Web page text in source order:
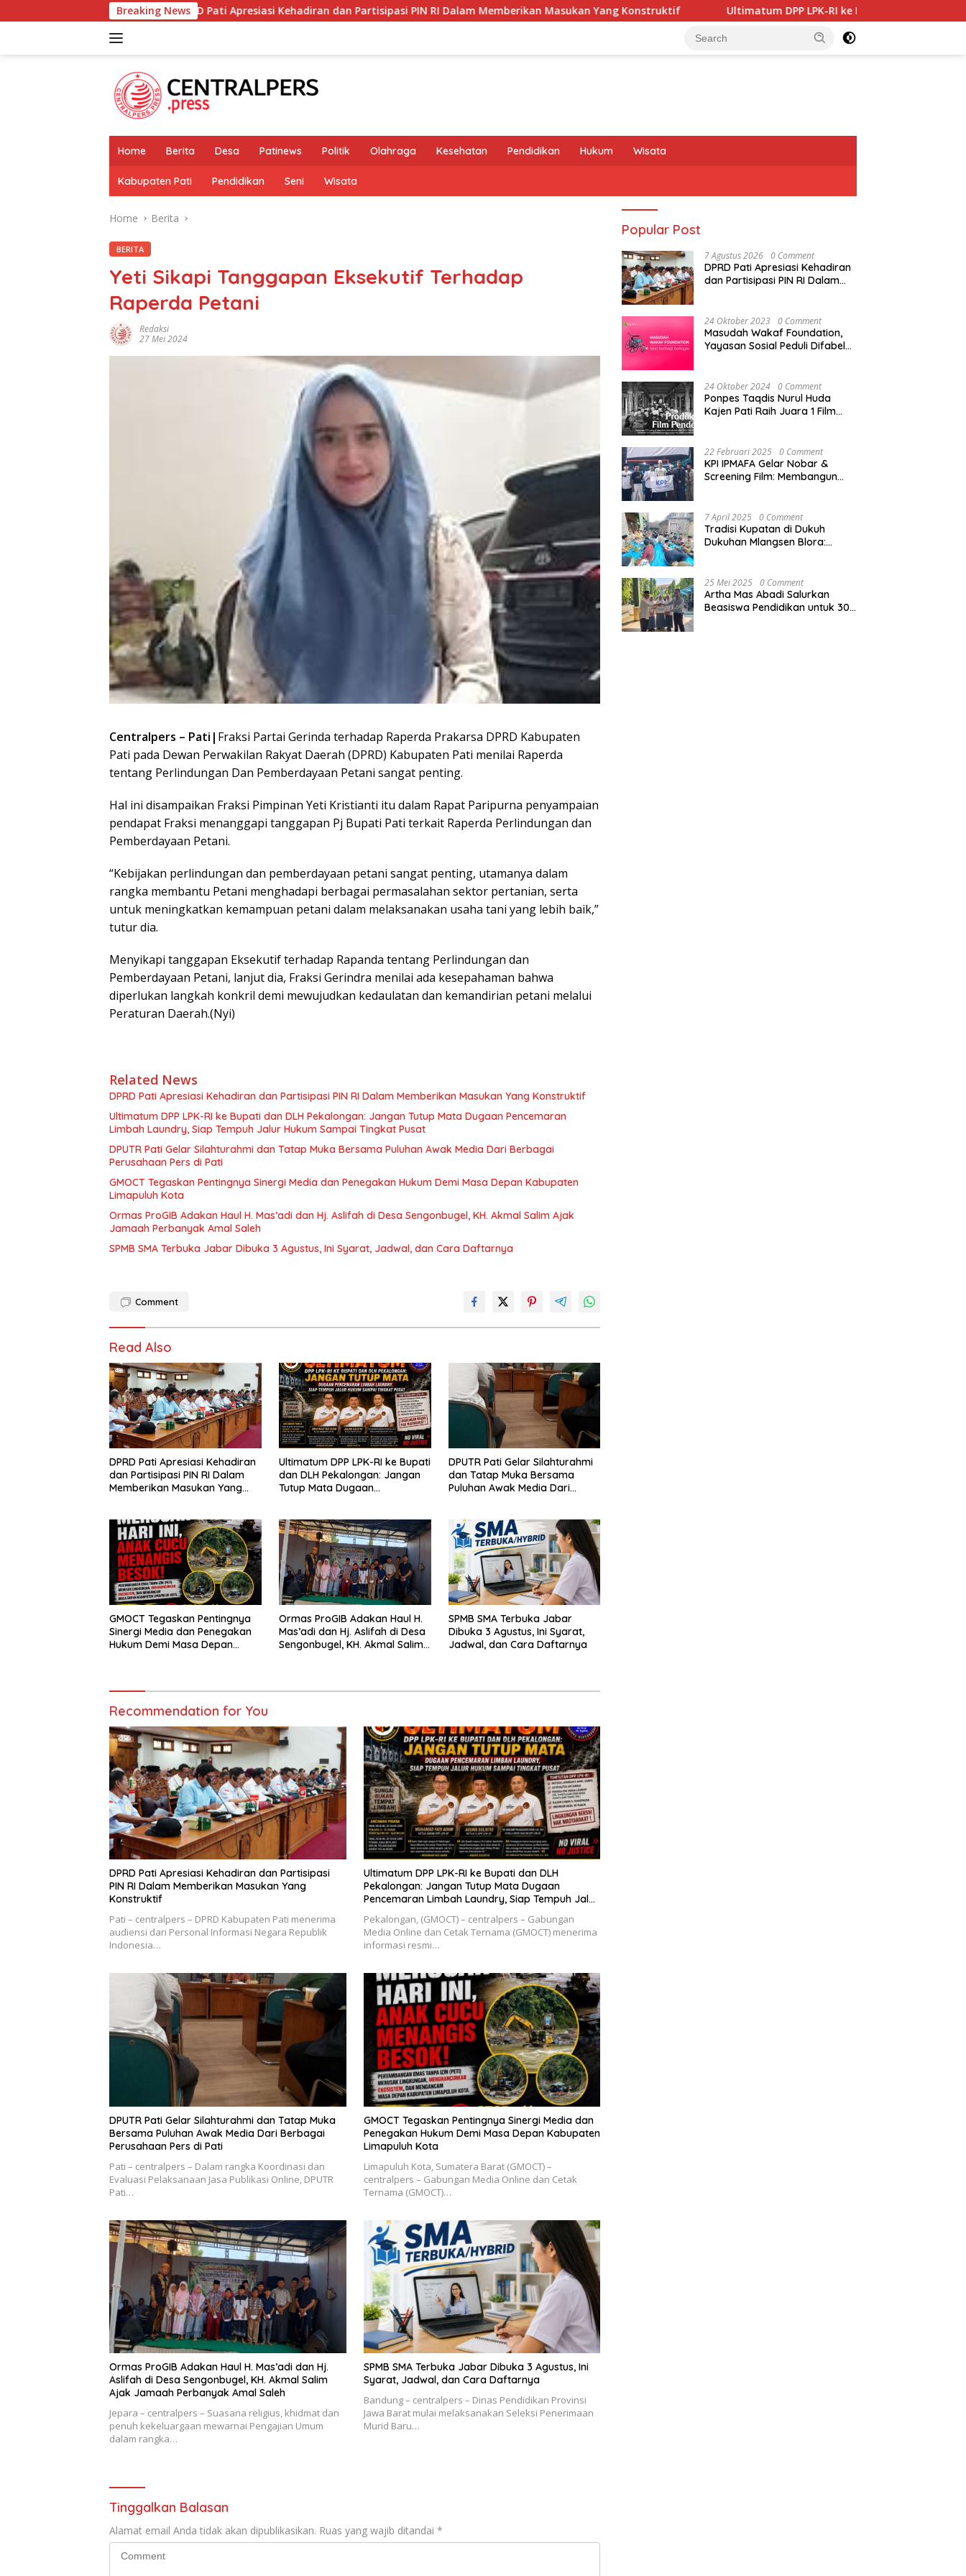
to
Breaking News
DPRD Pati Apresiasi Kehadiran dan Partisipasi PIN RI Dalam Memberikan Masukan Yang Konstruktif Ultimatum DPP LPK-RI ke Bupati dan DLH Pekalongan: Jangan Tutup
Home Berita Desa Patinews Politik Olahraga Kesehatan Pendidikan Hukum Wisata
Kabupaten Pati Pendidikan Seni Wisata
Home Berita
BERITA
Yeti Sikapi Tanggapan Eksekutif Terhadap
Raperda Petani
Redaksi
27 Mei 2024
Centralpers – Pati| Fraksi Partai Gerinda terhadap Raperda Prakarsa DPRD Kabupaten
Pati pada Dewan Perwakilan Rakyat Daerah (DPRD) Kabupaten Pati menilai Raperda
tentang Perlindungan Dan Pemberdayaan Petani sangat penting.
Hal ini disampaikan Fraksi Pimpinan Yeti Kristianti itu dalam Rapat Paripurna penyampaian
pendapat Fraksi menanggapi tanggapan Pj Bupati Pati terkait Raperda Perlindungan dan
Pemberdayaan Petani.
“Kebijakan perlindungan dan pemberdayaan petani sangat penting, utamanya dalam
rangka membantu Petani menghadapi berbagai permasalahan sektor pertanian, serta
untuk meningkatkan kemampuan petani dalam melaksanakan usaha tani yang lebih baik,”
tutur dia.
Menyikapi tanggapan Eksekutif terhadap Rapanda tentang Perlindungan dan
Pemberdayaan Petani, lanjut dia, Fraksi Gerindra menilai ada kesepahaman bahwa
diperlukan langkah konkril demi mewujudkan kedaulatan dan kemandirian petani melalui
Peraturan Daerah.(Nyi)
Related News
DPRD Pati Apresiasi Kehadiran dan Partisipasi PIN RI Dalam Memberikan Masukan Yang Konstruktif
Ultimatum DPP LPK-RI ke Bupati dan DLH Pekalongan: Jangan Tutup Mata Dugaan Pencemaran
Limbah Laundry, Siap Tempuh Jalur Hukum Sampai Tingkat Pusat
DPUTR Pati Gelar Silahturahmi dan Tatap Muka Bersama Puluhan Awak Media Dari Berbagai
Perusahaan Pers di Pati
GMOCT Tegaskan Pentingnya Sinergi Media dan Penegakan Hukum Demi Masa Depan Kabupaten
Limapuluh Kota
Ormas ProGIB Adakan Haul H. Mas’adi dan Hj. Aslifah di Desa Sengonbugel, KH. Akmal Salim Ajak
Jamaah Perbanyak Amal Saleh
SPMB SMA Terbuka Jabar Dibuka 3 Agustus, Ini Syarat, Jadwal, dan Cara Daftarnya
Comment
Read Also
DPRD Pati Apresiasi Kehadiran
dan Partisipasi PIN RI Dalam
Memberikan Masukan Yang
Ultimatum DPP LPK-RI ke Bupati
dan DLH Pekalongan: Jangan
Tutup Mata Dugaan
Sampai Tingkat Pusat
DPUTR Pati Gelar Silahturahmi
dan Tatap Muka Bersama
Puluhan Awak Media Dari
GMOCT Tegaskan Pentingnya
Sinergi Media dan Penegakan
Hukum Demi Masa Depan
Ormas ProGIB Adakan Haul H.
Mas’adi dan Hj. Aslifah di Desa
Sengonbugel, KH. Akmal Salim
SPMB SMA Terbuka Jabar
Dibuka 3 Agustus, Ini Syarat,
Jadwal, dan Cara Daftarnya
Recommendation for You
DPRD Pati Apresiasi Kehadiran dan Partisipasi
PIN RI Dalam Memberikan Masukan Yang
Konstruktif
Pati – centralpers – DPRD Kabupaten Pati menerima
audiensi dari Personal Informasi Negara Republik
Indonesia…
Ultimatum DPP LPK-RI ke Bupati dan DLH
Pekalongan: Jangan Tutup Mata Dugaan
Pencemaran Limbah Laundry, Siap Tempuh Jalur
Pekalongan, (GMOCT) – centralpers – Gabungan
Media Online dan Cetak Ternama (GMOCT) menerima
informasi resmi…
DPUTR Pati Gelar Silahturahmi dan Tatap Muka
Bersama Puluhan Awak Media Dari Berbagai
Perusahaan Pers di Pati
Pati – centralpers – Dalam rangka Koordinasi dan
Evaluasi Pelaksanaan Jasa Publikasi Online, DPUTR
Pati…
GMOCT Tegaskan Pentingnya Sinergi Media dan
Penegakan Hukum Demi Masa Depan Kabupaten
Limapuluh Kota
Limapuluh Kota, Sumatera Barat (GMOCT) –
centralpers – Gabungan Media Online dan Cetak
Ternama (GMOCT)…
Ormas ProGIB Adakan Haul H. Mas’adi dan Hj.
Aslifah di Desa Sengonbugel, KH. Akmal Salim
Ajak Jamaah Perbanyak Amal Saleh
Jepara – centralpers – Suasana religius, khidmat dan
penuh kekeluargaan mewarnai Pengajian Umum
dalam rangka…
SPMB SMA Terbuka Jabar Dibuka 3 Agustus, Ini
Syarat, Jadwal, dan Cara Daftarnya
Bandung – centralpers – Dinas Pendidikan Provinsi
Jawa Barat mulai melaksanakan Seleksi Penerimaan
Murid Baru…
Tinggalkan Balasan
Alamat email Anda tidak akan dipublikasikan. Ruas yang wajib ditandai *
Popular Post
7 Agustus 2026 0 Comment
DPRD Pati Apresiasi Kehadiran
dan Partisipasi PIN RI Dalam
24 Oktober 2023 0 Comment
Masudah Wakaf Foundation,
Yayasan Sosial Peduli Difabel
24 Oktober 2024 0 Comment
Ponpes Taqdis Nurul Huda
Kajen Pati Raih Juara 1 Film
22 Februari 2025 0 Comment
KPI IPMAFA Gelar Nobar &
Screening Film: Membangun
7 April 2025 0 Comment
Tradisi Kupatan di Dukuh
Dukuhan Mlangsen Blora:
25 Mei 2025 0 Comment
Artha Mas Abadi Salurkan
Beasiswa Pendidikan untuk 300